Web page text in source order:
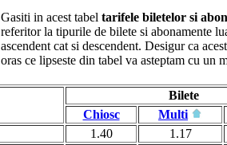
Gasiti in acest tabel tarifele biletelor si
referitor la tipurile de bilete si abonamente
ascendent cat si descendent. Desigur ca
oras ce lipseste din tabel va asteptam cu un
Bilete
Chiosc Multi
1.40 1.17